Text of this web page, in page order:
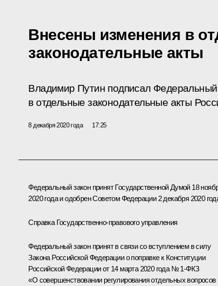
Внесены изменения в
законодательные акты
Владимир Путин подписал
в отдельные законодательные акты
8 декабря 2020 года 17:25
Федеральный закон принят Государственной Думой 18
2020 года и одобрен Советом Федерации 2 декабря 2020
Справка Государственно-правового управления
Федеральный закон принят в связи со вступлением в силу
Закона Российской Федерации о поправке к Конституции
Российской Федерации от 14 марта 2020 года № 1-ФКЗ
«О совершенствовании регулирования отдельных вопросов